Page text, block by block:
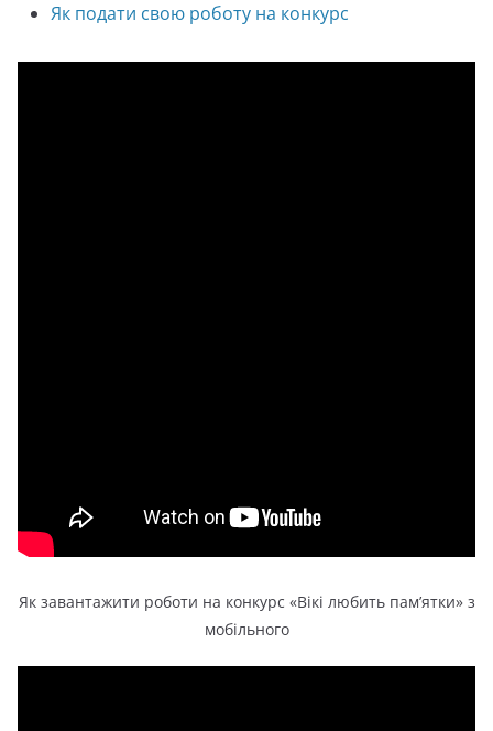
Як подати свою роботу на конкурс
Як завантажити роботи на конкурс «Вікі любить памʼятки» з
мобільного